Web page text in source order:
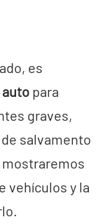
es
para
graves,
salvamento
mostraremos
vehículos y la